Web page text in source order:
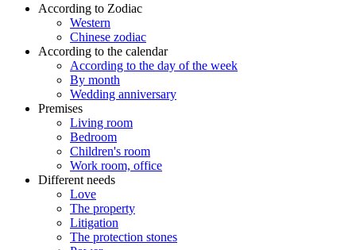
According to Zodiac
Western
Chinese zodiac
According to the calendar
According to the day of the week
By month
Wedding anniversary
Premises
Living room
Bedroom
Children's room
Work room, office
Different needs
Love
The property
Litigation
The protection stones